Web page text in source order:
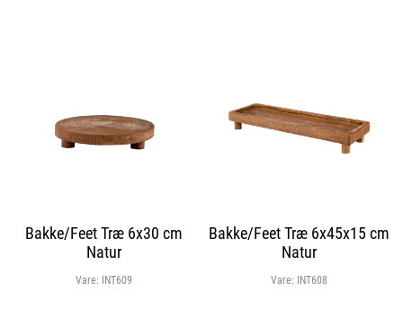
Bakke/Feet Træ 6x30 cm
Natur
Vare: INT609
Bakke/Feet Træ 6x45x15 cm
Natur
Vare: INT608